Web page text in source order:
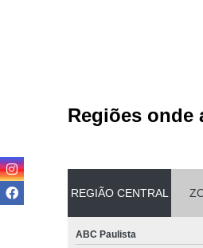
Regiões onde
REGIÃO CENTRAL
ABC Paulista